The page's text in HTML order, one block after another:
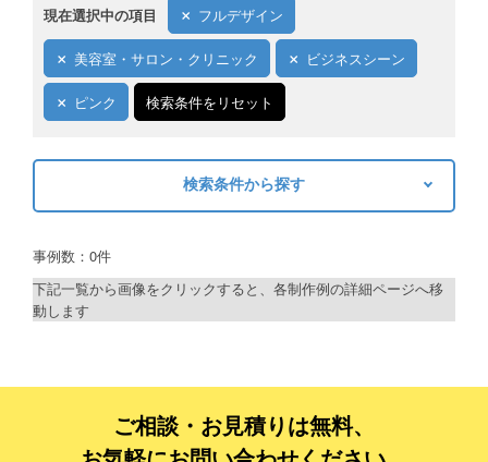
現在選択中の項目 フルデザイン
美容室・サロン・クリニック ビジネスシーン
ピンク 検索条件をリセット
検索条件から探す
制作プランで探す
ベーシックコース
シルバーコース
事例数：0件
下記一覧から画像をクリックすると、各制作例の詳細ページへ移
動します
ご相談・お見積りは無料、